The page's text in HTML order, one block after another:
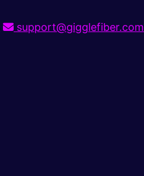
support@gigglefiber.com